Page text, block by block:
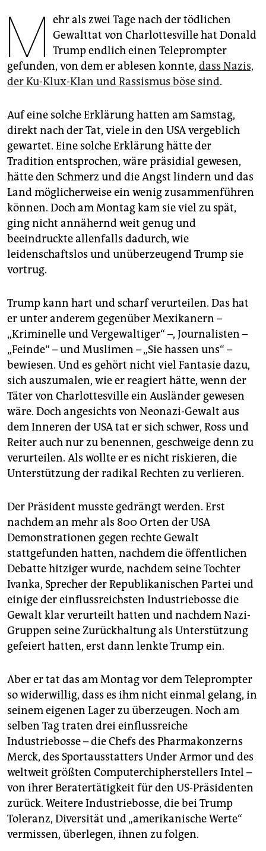
abo
genossenschaft
epaper login
M ehr als zwei Tage nach der tödlichen
Gewalttat von Charlottesville hat Donald
Trump endlich einen Teleprompter
gefunden, von dem er ablesen konnte, dass Nazis,
der Ku-Klux-Klan und Rassismus böse sind.
Auf eine solche Erklärung hatten am Samstag,
direkt nach der Tat, viele in den USA vergeblich
gewartet. Eine solche Erklärung hätte der
Tradition entsprochen, wäre präsidial gewesen,
hätte den Schmerz und die Angst lindern und das
Land möglicherweise ein wenig zusammenführen
können. Doch am Montag kam sie viel zu spät,
ging nicht annähernd weit genug und
beeindruckte allenfalls dadurch, wie
leidenschaftslos und unüberzeugend Trump sie
vortrug.
Trump kann hart und scharf verurteilen. Das hat
er unter anderem gegenüber Mexikanern –
„Kriminelle und Vergewaltiger“ –, Journalisten –
„Feinde“ – und Muslimen – „Sie hassen uns“ –
bewiesen. Und es gehört nicht viel Fantasie dazu,
sich auszumalen, wie er reagiert hätte, wenn der
Täter von Charlottesville ein Ausländer gewesen
wäre. Doch angesichts von Neonazi-Gewalt aus
dem Inneren der USA tat er sich schwer, Ross und
Reiter auch nur zu benennen, geschweige denn zu
verurteilen. Als wollte er es nicht riskieren, die
Unterstützung der radikal Rechten zu verlieren.
Der Präsident musste gedrängt werden. Erst
nachdem an mehr als 800 Orten der USA
Demonstrationen gegen rechte Gewalt
stattgefunden hatten, nachdem die öffentlichen
Debatte hitziger wurde, nachdem seine Tochter
Ivanka, Sprecher der Republikanischen Partei und
einige der einflussreichsten Industriebosse die
Gewalt klar verurteilt hatten und nachdem Nazi-
Gruppen seine Zurückhaltung als Unterstützung
gefeiert hatten, erst dann lenkte Trump ein.
Aber er tat das am Montag vor dem Teleprompter
so widerwillig, dass es ihm nicht einmal gelang, in
seinem eigenen Lager zu überzeugen. Noch am
selben Tag traten drei einflussreiche
Industriebosse – die Chefs des Pharmakonzerns
Merck, des Sportausstatters Under Armor und des
weltweit größten Computerchipherstellers Intel –
von ihrer Beratertätigkeit für den US-Präsidenten
zurück. Weitere Industriebosse, die bei Trump
Toleranz, Diversität und „amerikanische Werte“
vermissen, überlegen, ihnen zu folgen.